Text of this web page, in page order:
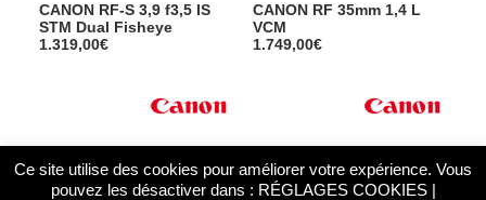
CANON RF-S 3,9 f3,5 IS
STM Dual Fisheye
1.319,00€
CANON RF 35mm 1,4 L
VCM
1.749,00€
Ce site utilise des cookies pour améliorer votre expérience. Vous
pouvez les désactiver dans : RÉGLAGES COOKIES|